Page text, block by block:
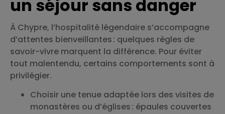
un séjour sans danger
À Chypre, l’hospitalité légendaire s’accompagne
d’attentes bienveillantes : quelques règles de
savoir-vivre marquent la différence. Pour éviter
tout malentendu, certains comportements sont à
privilégier.
Choisir une tenue adaptée lors des visites de
monastères ou d’églises : épaules couvertes